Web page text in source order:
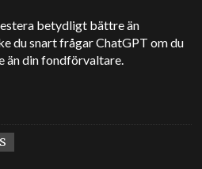
betydligt bättre än
du snart frågar ChatGPT om du
än din fondförvaltare.